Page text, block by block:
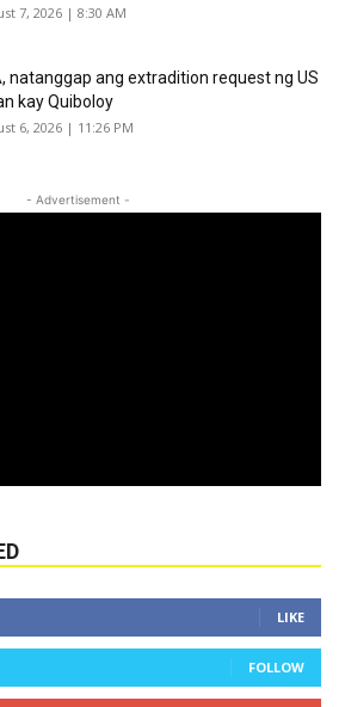
7, 2026 | 8:30 AM
natanggap ang extradition request ng US
kay Quiboloy
6, 2026 | 11:26 PM
- Advertisement -
LIKE
FOLLOW